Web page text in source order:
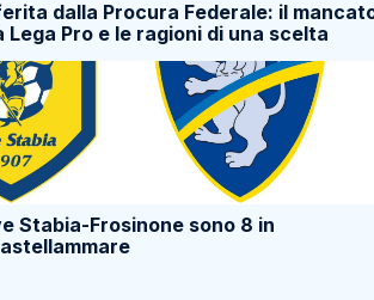
dalla Procura Federale: il
Pro e le ragioni di una scelta
Stabia-Frosinone sono 8 in